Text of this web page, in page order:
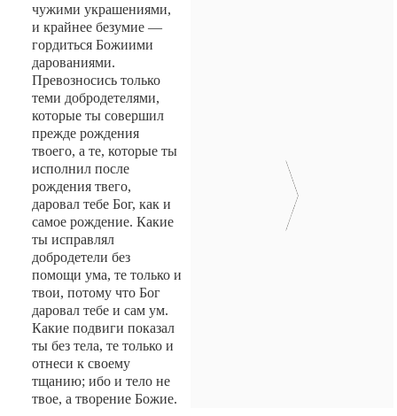
чужими украшениями,
и крайнее безумие —
гордиться Божиими
дарованиями.
Превозносись только
теми добродетелями,
которые ты совершил
прежде рождения
твоего, а те, которые ты
исполнил после
рождения твего,
даровал тебе Бог, как и
самое рождение. Какие
ты исправлял
добродетели без
помощи ума, те только и
твои, потому что Бог
даровал тебе и сам ум.
Какие подвиги показал
ты без тела, те только и
отнеси к своему
тщанию; ибо и тело не
твое, а творение Божие.